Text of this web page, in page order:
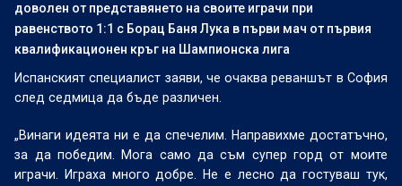
доволен от представянето на своите играчи при
равенството 1:1 с Борац Баня Лука в първи мач от първия
квалификационен кръг на Шампионска лига
Испанският специалист заяви, че очаква реваншът в София
след седмица да бъде различен.
„Винаги идеята ни е да спечелим. Направихме достатъчно,
за да победим. Мога само да съм супер горд от моите
играчи. Играха много добре. Не е лесно да гостуваш тук,